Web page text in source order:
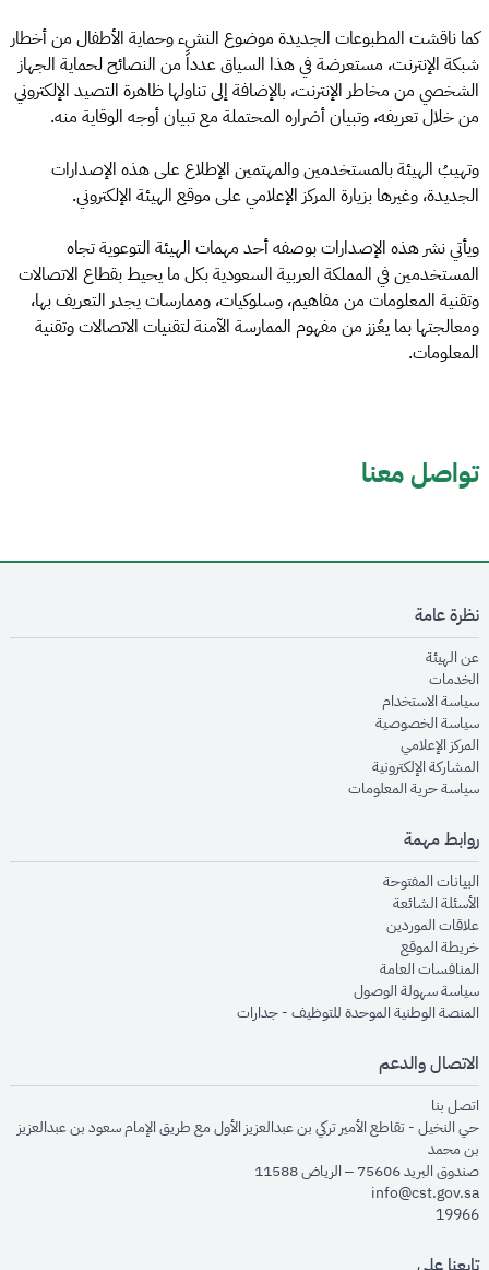
كما ناقشت المطبوعات الجديدة موضوع النشء وحماية الأطفال من أخطار
شبكة الإنترنت، مستعرضة في هذا السياق عدداً من النصائح لحماية الجهاز
الشخصي من مخاطر الإنترنت، بالإضافة إلى تناولها ظاهرة التصيد الإلكتروني
من خلال تعريفه، وتبيان أضراره المحتملة مع تبيان أوجه الوقاية منه.
وتهيبُ الهيئة بالمستخدمين والمهتمين الإطلاع على هذه الإصدارات
الجديدة، وغيرها بزيارة المركز الإعلامي على موقع الهيئة الإلكتروني.
ويأتي نشر هذه الإصدارات بوصفه أحد مهمات الهيئة التوعوية تجاه
المستخدمين في المملكة العربية السعودية بكل ما يحيط بقطاع الاتصالات
وتقنية المعلومات من مفاهيم، وسلوكيات، وممارسات يجدر التعريف بها،
ومعالجتها بما يعُزز من مفهوم الممارسة الآمنة لتقنيات الاتصالات وتقنية
المعلومات.
تواصل معنا
نظرة عامة
عن الهيئةopens in new window
الخدماتopens in new window
سياسة الاستخدام
سياسة الخصوصيةopens in new window
المركز الإعلاميopens in new window
المشاركة الإلكترونيةopens in new window
سياسة حرية المعلوماتopens in new window
روابط مهمة
البيانات المفتوحةopens in new window
الأسئلة الشائعةopens in new window
علاقات الموردينopens in new window
خريطة الموقعopens in new window
المنافسات العامةopens in new window
سياسة سهولة الوصولopens in new window
المنصة الوطنية الموحدة للتوظيف - جداراتopens in new window
الاتصال والدعم
اتصل بنا
حي النخيل - تقاطع الأمير تركي بن عبدالعزيز الأول مع طريق الإمام سعود بن عبدالعزيز
بن محمد
صندوق البريد 75606 – الرياض 11588
info@cst.gov.sa
19966